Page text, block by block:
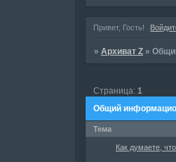
Привет, Гость!
»Архиват Z »
Общий
Страница:1
Тема
Как думаете,